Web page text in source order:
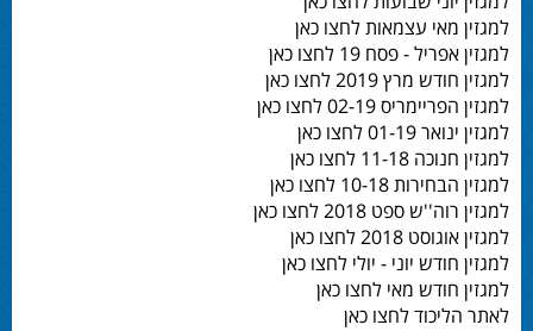
למגזין מאי עצמאות לחצו כאן
למגזין אפריל - פסח 19 לחצו כאן
למגזין חודש מרץ 2019 לחצו כאן
למגזין הפריימריס 02-19 לחצו כאן
למגזין ינואר 01-19 לחצו כאן
למגזין חנוכה 11-18 לחצו כאן
למגזין הבחירות 10-18 לחצו כאן
למגזין רוה''ש ספט 2018 לחצו כאן
למגזין אוגוסט 2018 לחצו כאן
למגזין חודש יוני - יולי לחצו כאן
למגזין חודש מאי לחצו כאן
לאתר הליכוד לחצו כאן